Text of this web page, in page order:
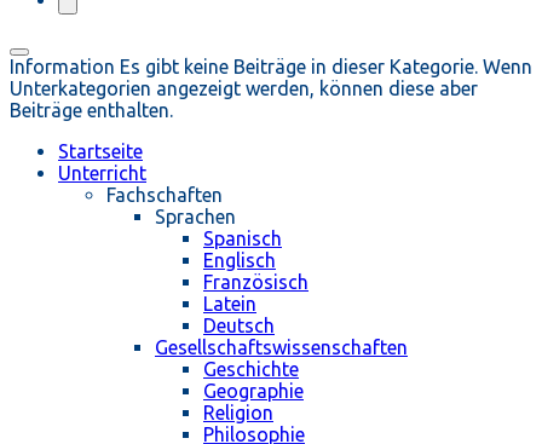
Information Es gibt keine Beiträge in dieser Kategorie. Wenn
Unterkategorien angezeigt werden, können diese aber
Beiträge enthalten.
Startseite
Unterricht
Fachschaften
Sprachen
Spanisch
Englisch
Französisch
Latein
Deutsch
Gesellschaftswissenschaften
Geschichte
Geographie
Religion
Philosophie